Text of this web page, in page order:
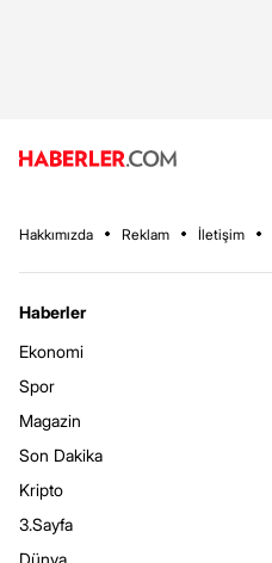
Hakkımızda Reklam İletişim
Haberler
Ekonomi
Spor
Magazin
Son Dakika
Kripto
3.Sayfa
Dünya